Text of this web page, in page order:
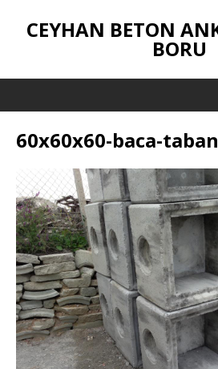
CEYHAN BETON
BORU
60x60x60-baca-